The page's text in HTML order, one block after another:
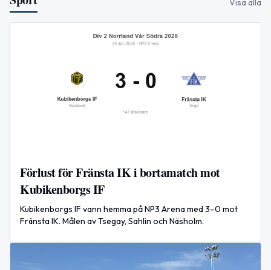
Visa alla
Förlust för Fränsta IK i bortamatch mot
Kubikenborgs IF
Kubikenborgs IF vann hemma på NP3 Arena med 3–0 mot
Fränsta IK. Målen av Tsegay, Sahlin och Näsholm.